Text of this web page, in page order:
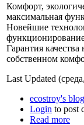
Комфорт,
максимальная
Новейшие
Гарантия
собственном
Last Updated
ecostroy's blog
Login to post
Read more